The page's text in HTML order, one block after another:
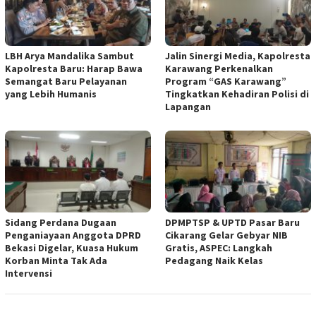
LBH Arya Mandalika Sambut
Kapolresta Baru: Harap Bawa
Semangat Baru Pelayanan
yang Lebih Humanis
Jalin Sinergi Media, Kapolresta
Karawang Perkenalkan
Program “GAS Karawang”
Tingkatkan Kehadiran Polisi di
Lapangan
Sidang Perdana Dugaan
Penganiayaan Anggota DPRD
Bekasi Digelar, Kuasa Hukum
Korban Minta Tak Ada
Intervensi
DPMPTSP & UPTD Pasar Baru
Cikarang Gelar Gebyar NIB
Gratis, ASPEC: Langkah
Pedagang Naik Kelas